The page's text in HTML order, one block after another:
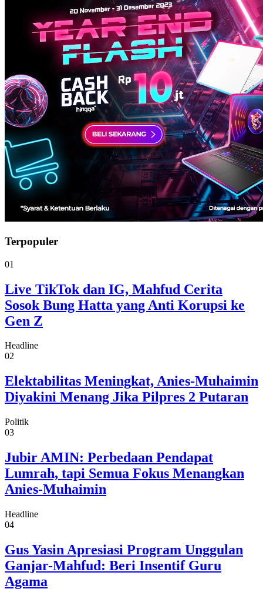
Terpopuler
01
Live TikTok dan IG, Mahfud Cerita
Sosok Bung Hatta yang Anti Korupsi ke
Gen Z
Headline
02
Elektabilitas Meningkat, Anies-Muhaimin
Diyakini Menang Jika Pilpres 2 Putaran
Politik
03
Jubir AMIN: Perbedaan Pendapat
Lumrah, tapi Semua Fokus Menangkan
Anies-Muhaimin
Headline
04
Gus Yasin Apresiasi Program Unggulan
Ganjar-Mahfud: Beri Insentif Guru
Agama